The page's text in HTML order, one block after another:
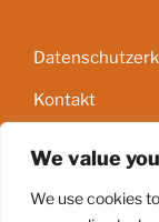
We value
We use cookies
Kontakt